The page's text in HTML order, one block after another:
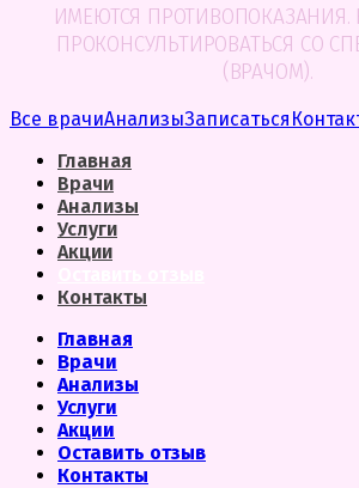
ИМЕЮТСЯ
ПРОКОНСУЛЬТИРОВАТЬСЯ СО
(ВРАЧОМ).
Все врачиАнализыЗаписаться
Главная
Врачи
Анализы
Услуги
Акции
Контакты
Главная
Врачи
Анализы
Услуги
Акции
Оставить отзыв
Контакты